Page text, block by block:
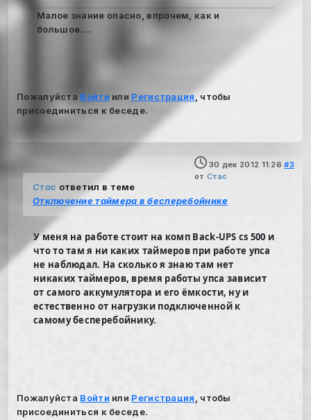
Малое знание опасно, впрочем, как и
большое....
Пожалуйста Войти или Регистрация
, чтобы
присоединиться к беседе.
30 дек 2012 11:26 #3
от Стас
Стас ответил в теме
Отключение таймера в бесперебойнике
У меня на работе стоит на комп Back-UPS cs 500 и
что то там я ни каких таймеров при работе упса
не наблюдал. На сколько я знаю там нет
никаких таймеров, время работы упса зависит
от самого аккумулятора и его ёмкости, ну и
естественно от нагрузки подключенной к
самому бесперебойнику.
Пожалуйста Войти или Регистрация
, чтобы
присоединиться к беседе.